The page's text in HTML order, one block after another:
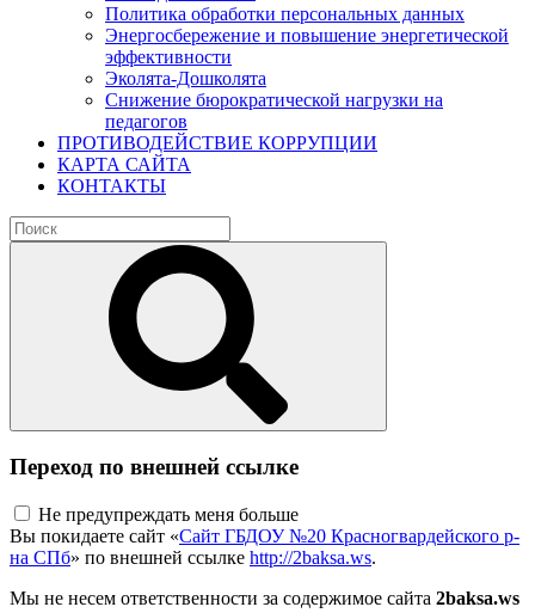
Политика обработки персональных данных
Энергосбережение и повышение энергетической
эффективности
Эколята-Дошколята
Снижение бюрократической нагрузки на
педагогов
ПРОТИВОДЕЙСТВИЕ КОРРУПЦИИ
КАРТА САЙТА
КОНТАКТЫ
Переход по внешней ссылке
Не предупреждать меня больше
Вы покидаете сайт «Сайт ГБДОУ №20 Красногвардейского р-
на СПб» по внешней ссылке http://2baksa.ws.
Мы не несем ответственности за содержимое сайта 2baksa.ws